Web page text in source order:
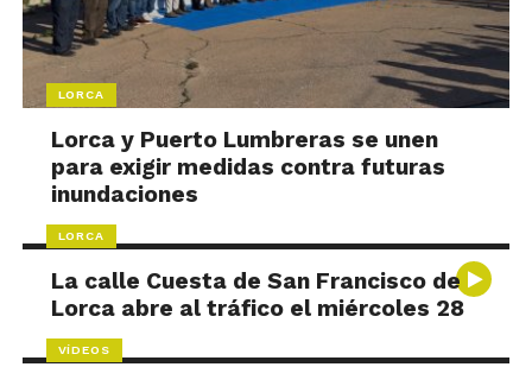
LORCA
Lorca y Puerto Lumbreras se unen
para exigir medidas contra futuras
inundaciones
LORCA
La calle Cuesta de San Francisco de
Lorca abre al tráfico el miércoles 28
VÍDEOS